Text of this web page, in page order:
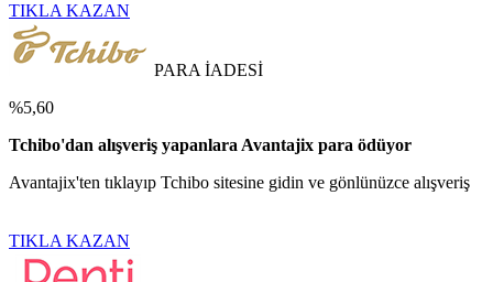
TIKLA KAZAN
PARA İADESİ
%5,60
Tchibo'dan alışveriş yapanlara Avantajix para ödüyor
Avantajix'ten tıklayıp Tchibo sitesine gidin ve gönlünüzce alışveriş
TIKLA KAZAN